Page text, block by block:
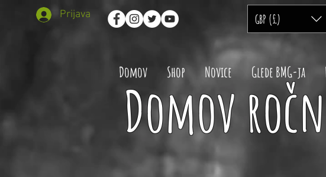
Prijava
Domov Shop Novice Glede BMG-ja
GBP (£)
Domov